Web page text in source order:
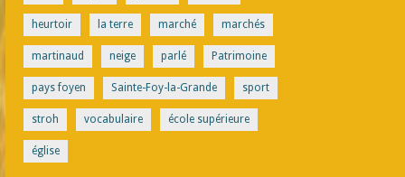
heurtoir la terre marché marchés
martinaud neige parlé Patrimoine
pays foyen Sainte-Foy-la-Grande sport
stroh vocabulaire école supérieure
église